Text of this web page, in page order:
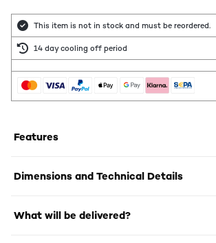
This item is not in stock and must be reordered.
14 day cooling off period
Features
Dimensions and Technical Details
What will be delivered?